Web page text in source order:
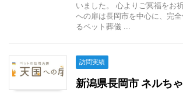
いました。 心よりご冥福をお
への扉は長岡市を中心に、完
るペット葬儀 ...
訪問実績
新潟県長岡市 ネルち